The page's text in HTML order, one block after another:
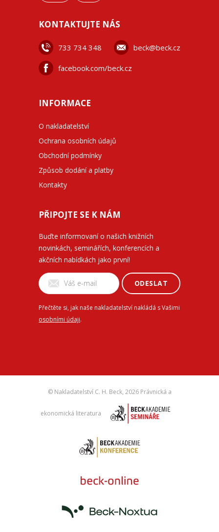
KONTAKTUJTE NÁS
733 734 348 beck@beck.cz
facebook.com/beck.cz
INFORMACE
O nakladatelství
Ochrana osobních údajů
Obchodní podmínky
Způsob dodání a platby
Kontakty
PŘIPOJTE SE K NÁM
Buďte informovaní o našich knižních
novinkách, seminářích, konferencích a
akčních nabídkách jako první!
ODESLAT
Přečtěte si, jak naše nakladatelství nakládá s Vašimi
osobními údaji.
© Nakladatelství C. H. Beck, 2026 Právnická a
ekonomická literatura